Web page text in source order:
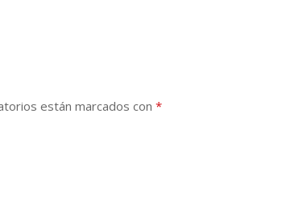
están marcados con *